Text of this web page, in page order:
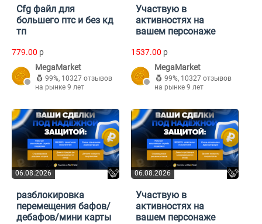
Cfg файл для
большего птс и без кд
тп
779.00 p
MegaMarket
99%, 10327 отзывов
на рынке 9 лет
Участвую в
активностях на
вашем персонаже
1537.00 p
MegaMarket
99%, 10327 отзывов
на рынке 9 лет
06.08.2026
разблокировка
перемещения бафов/
дебафов/мини карты
06.08.2026
Участвую в
активностях на
вашем персонаже